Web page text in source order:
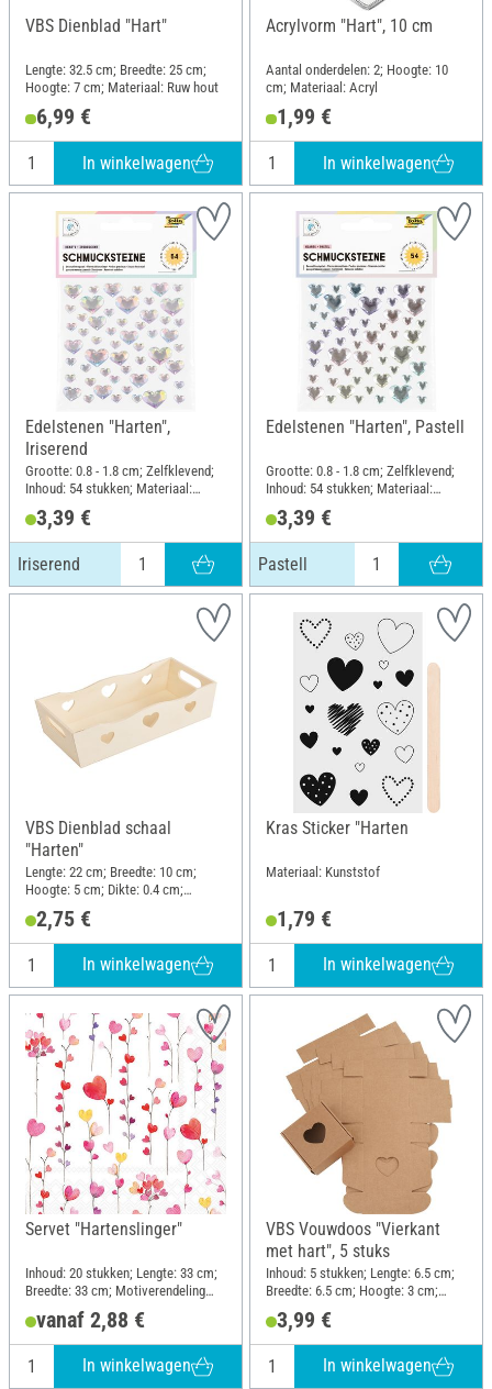
VBS Dienblad "Hart"
Lengte: 32.5 cm; Breedte: 25 cm;
Hoogte: 7 cm; Materiaal: Ruw hout
6,99 €
In winkelwagen
Acrylvorm "Hart", 10 cm
Aantal onderdelen: 2; Hoogte: 10
cm; Materiaal: Acryl
1,99 €
In winkelwagen
Edelstenen "Harten",
Iriserend
Grootte: 0.8 - 1.8 cm; Zelfklevend;
Inhoud: 54 stukken; Materiaal:
3,39 €
Iriserend
Edelstenen "Harten", Pastell
Grootte: 0.8 - 1.8 cm; Zelfklevend;
Inhoud: 54 stukken; Materiaal:
3,39 €
Pastell
VBS Dienblad schaal
"Harten"
Lengte: 22 cm; Breedte: 10 cm;
Hoogte: 5 cm; Dikte: 0.4 cm;
2,75 €
In winkelwagen
Kras Sticker "Harten
Materiaal: Kunststof
1,79 €
In winkelwagen
Servet "Hartenslinger"
Inhoud: 20 stukken; Lengte: 33 cm;
Breedte: 33 cm; Motiverendeling
geheel motief; Materiaal: Papier
vanaf 2,88 €
In winkelwagen
VBS Vouwdoos "Vierkant
met hart", 5 stuks
Inhoud: 5 stukken; Lengte: 6.5 cm;
Breedte: 6.5 cm; Hoogte: 3 cm;
3,99 €
In winkelwagen